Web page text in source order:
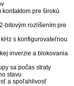
kontaktom pre širokú
bitovým rozlíšením pre
s konfigurovateľnou
inverzie a blokovania
sa počas straty
stavu
a spoľahlivosť